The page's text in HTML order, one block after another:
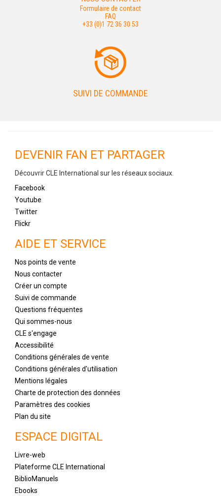
Formulaire de contact
FAQ
+33 (0)1 72 36 30 53
SUIVI DE COMMANDE
DEVENIR FAN ET PARTAGER
Découvrir CLE International sur les réseaux sociaux.
Facebook
Youtube
Twitter
Flickr
AIDE ET SERVICE
Nos points de vente
Nous contacter
Créer un compte
Suivi de commande
Questions fréquentes
Qui sommes-nous
CLE s'engage
Accessibilité
Conditions générales de vente
Conditions générales d'utilisation
Mentions légales
Charte de protection des données
Paramètres des cookies
Plan du site
ESPACE DIGITAL
Livre-web
Plateforme CLE International
BiblioManuels
Ebooks